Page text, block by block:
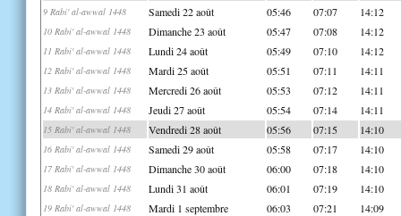
9 Rabi' al-awwal 1448 Samedi 22 août 05:46 07:07 14:12
10 Rabi' al-awwal 1448 Dimanche 23 août 05:47 07:08 14:12
11 Rabi' al-awwal 1448 Lundi 24 août 05:49 07:10 14:12
12 Rabi' al-awwal 1448 Mardi 25 août 05:51 07:11 14:11
13 Rabi' al-awwal 1448 Mercredi 26 août 05:53 07:12 14:11
14 Rabi' al-awwal 1448 Jeudi 27 août 05:54 07:14 14:11
15 Rabi' al-awwal 1448 Vendredi 28 août 05:56 07:15 14:10
16 Rabi' al-awwal 1448 Samedi 29 août 05:58 07:17 14:10
17 Rabi' al-awwal 1448 Dimanche 30 août 06:00 07:18 14:10
18 Rabi' al-awwal 1448 Lundi 31 août 06:01 07:19 14:10
19 Rabi' al-awwal 1448 Mardi 1 septembre 06:03 07:21 14:09